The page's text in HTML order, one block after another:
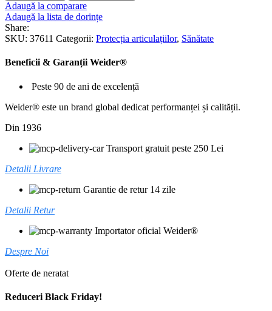
Adaugă la comparare
Adaugă la lista de dorințe
Share:
SKU: 37611 Categorii: Protecția articulațiilor, Sănătate
Beneficii & Garanții Weider®
Peste 90 de ani de excelență
Weider® este un brand global dedicat performanței și calității.
Din 1936
Transport gratuit peste 250 Lei
Detalii Livrare
Garantie de retur 14 zile
Detalii Retur
Importator oficial Weider®
Despre Noi
Oferte de neratat
Reduceri Black Friday!